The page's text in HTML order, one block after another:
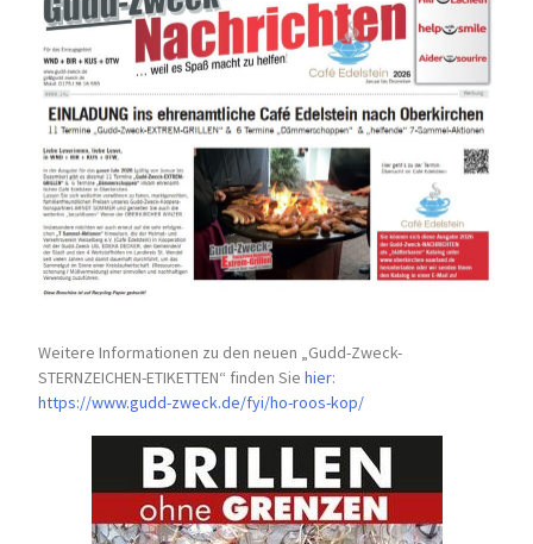
Weitere Informationen zu den neuen „Gudd-Zweck-
STERNZEICHEN-ETIKETTEN“ finden Siehier:
https://www.gudd-zweck.de/fyi/ho-roos-kop/